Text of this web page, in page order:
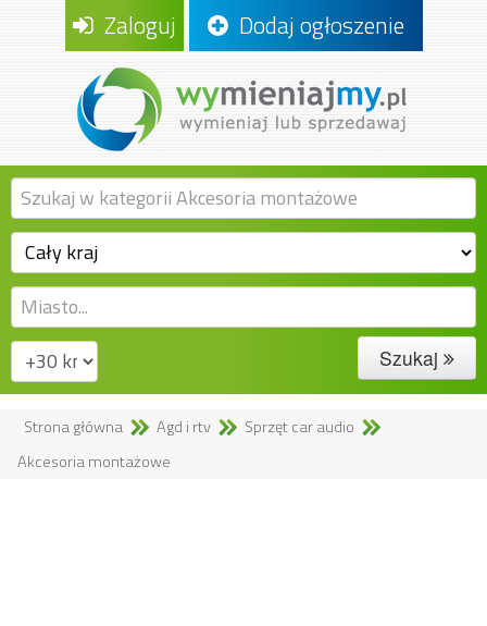
Zaloguj Dodaj ogłoszenie
Szukaj
Strona główna Agd i rtv
Sprzęt car audio
Akcesoria montażowe